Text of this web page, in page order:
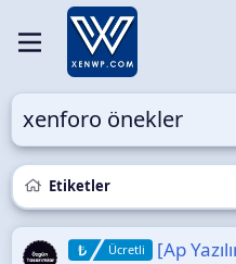
xenforo önekler
Etiketler
Ücretli [Ap